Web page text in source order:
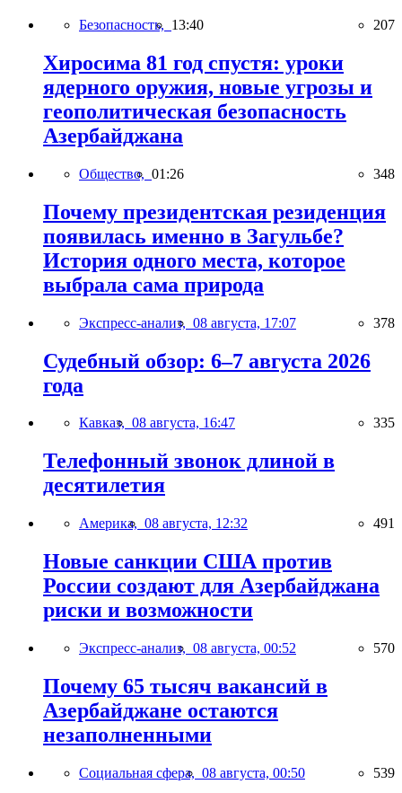
Безопасность, 13:40 207
Хиросима 81 год спустя: уроки
ядерного оружия, новые угрозы и
геополитическая безопасность
Азербайджана
Общество, 01:26 348
Почему президентская резиденция
появилась именно в Загульбе?
История одного места, которое
выбрала сама природа
Экспресс-анализ, 08 августа, 17:07 378
Судебный обзор: 6–7 августа 2026
года
Кавказ, 08 августа, 16:47 335
Телефонный звонок длиной в
десятилетия
Америка, 08 августа, 12:32 491
Новые санкции США против
России создают для Азербайджана
риски и возможности
Экспресс-анализ, 08 августа, 00:52 570
Почему 65 тысяч вакансий в
Азербайджане остаются
незаполненными
Социальная сфера, 08 августа, 00:50 539